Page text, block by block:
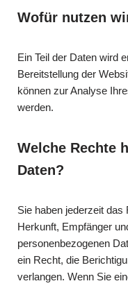
Wofür nutzen
Ein Teil der Daten wird
Bereitstellung der
können zur Analyse
werden.
Welche Rechte
Daten?
Sie haben jederzeit das
Herkunft, Empfänger
personenbezogenen
ein Recht, die
verlangen. Wenn Sie